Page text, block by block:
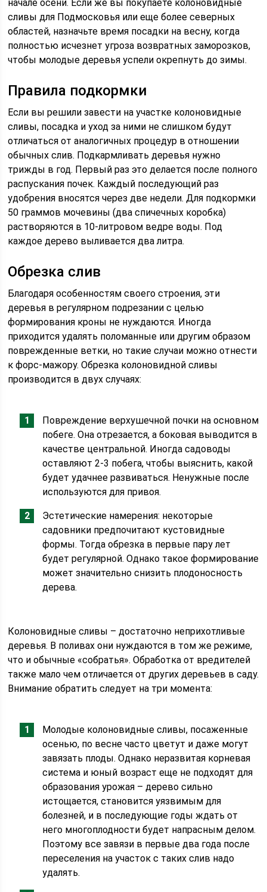
начале осени. Если же вы покупаете колоновидные
сливы для Подмосковья или еще более северных
областей, назначьте время посадки на весну, когда
полностью исчезнет угроза возвратных заморозков,
чтобы молодые деревья успели окрепнуть до зимы.
Правила подкормки
Если вы решили завести на участке колоновидные
сливы, посадка и уход за ними не слишком будут
отличаться от аналогичных процедур в отношении
обычных слив. Подкармливать деревья нужно
трижды в год. Первый раз это делается после полного
распускания почек. Каждый последующий раз
удобрения вносятся через две недели. Для подкормки
50 граммов мочевины (два спичечных коробка)
растворяются в 10-литровом ведре воды. Под
каждое дерево выливается два литра.
Обрезка слив
Благодаря особенностям своего строения, эти
деревья в регулярном подрезании с целью
формирования кроны не нуждаются. Иногда
приходится удалять поломанные или другим образом
поврежденные ветки, но такие случаи можно отнести
к форс-мажору. Обрезка колоновидной сливы
производится в двух случаях:
Повреждение верхушечной почки на основном
побеге. Она отрезается, а боковая выводится в
качестве центральной. Иногда садоводы
оставляют 2-3 побега, чтобы выяснить, какой
будет удачнее развиваться. Ненужные после
используются для привоя.
Эстетические намерения: некоторые
садовники предпочитают кустовидные
формы. Тогда обрезка в первые пару лет
будет регулярной. Однако такое формирование
может значительно снизить плодоносность
дерева.
Колоновидные сливы – достаточно неприхотливые
деревья. В поливах они нуждаются в том же режиме,
что и обычные «собратья». Обработка от вредителей
также мало чем отличается от других деревьев в саду.
Внимание обратить следует на три момента:
Молодые колоновидные сливы, посаженные
осенью, по весне часто цветут и даже могут
завязать плоды. Однако неразвитая корневая
система и юный возраст еще не подходят для
образования урожая – дерево сильно
истощается, становится уязвимым для
болезней, и в последующие годы ждать от
него многоплодности будет напрасным делом.
Поэтому все завязи в первые два года после
переселения на участок с таких слив надо
удалять.